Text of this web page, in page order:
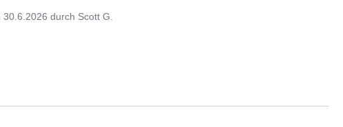
30.6.2026 durch Scott G.